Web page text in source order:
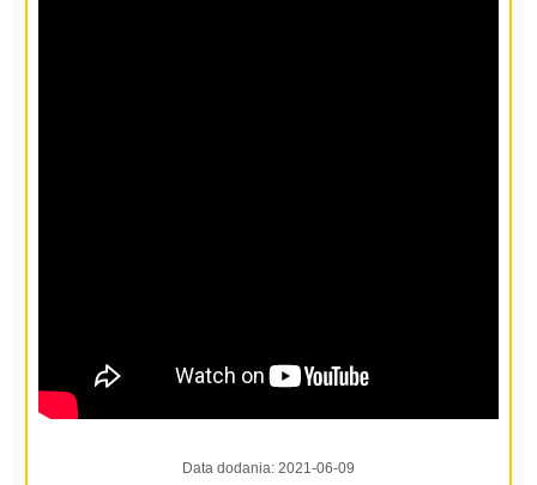
Data dodania: 2021-06-09